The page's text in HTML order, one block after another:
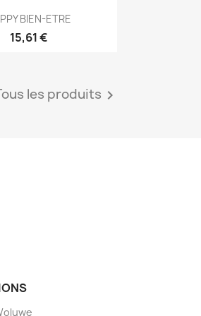
rapide
BIEN-ETRE
15,61 €
les produits 